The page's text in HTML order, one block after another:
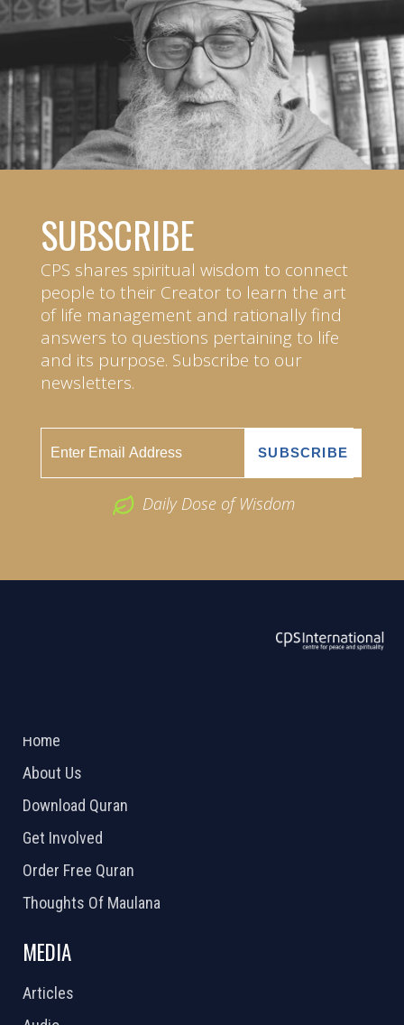
SUBSCRIBE
CPS shares spiritual wisdom to connect
people to their Creator to learn the art
of life management and rationally find
answers to questions pertaining to life
and its purpose. Subscribe to our
newsletters.
Daily Dose of Wisdom
Home
About Us
Download Quran
Get Involved
Order Free Quran
Thoughts Of Maulana
MEDIA
Articles